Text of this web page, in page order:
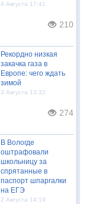
4 Августа 17:41
210
Рекордно низкая
закачка газа в
Европе: чего ждать
зимой
3 Августа 13:32
274
В Вологде
оштрафовали
школьницу за
спрятанные в
паспорт шпаргалки
на ЕГЭ
2 Августа 14:19